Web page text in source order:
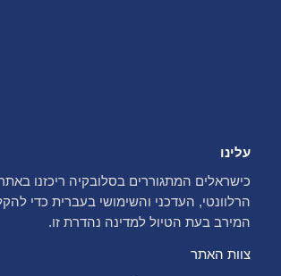
עלינו
כישראלים המתגוררים בסלובקיה ריכזנו
הרלוונטי, העדכני והשימושי בעברית כדי
המירב בעת הטיול למדינה נהדרת זו.
צוות האתר